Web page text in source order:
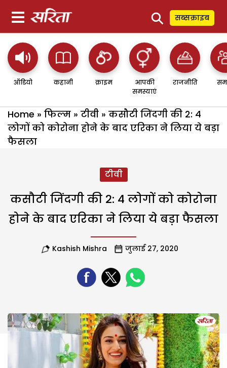
⚲ सब्सक्राइब
ऑडियो कहानी क्राइम
आपकी
समस्याएं
राजनीति
Home » फिल्म » टीवी » कसौटी जिंदगी की 2: 4
लोगों को कोरोना होने के बाद एरिका ने लिया ये बड़ा
फैसला
टीवी
कसौटी जिंदगी की 2: 4 लोगों को कोरोना
होने के बाद एरिका ने लिया ये बड़ा फैसला
Kashish Mishra जुलाई 27, 2020